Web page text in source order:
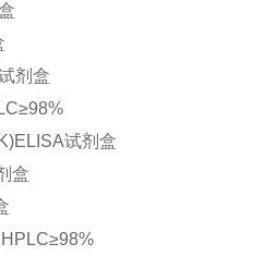
盒
剂盒
试剂盒
盒